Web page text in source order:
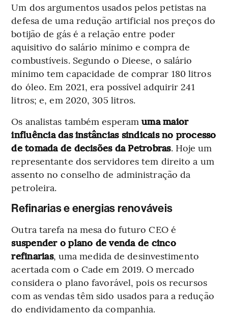
Um dos argumentos usados pelos petistas na
defesa de uma redução artificial nos preços do
botijão de gás é a relação entre poder
aquisitivo do salário mínimo e compra de
combustíveis. Segundo o Dieese, o salário
mínimo tem capacidade de comprar 180 litros
do óleo. Em 2021, era possível adquirir 241
litros; e, em 2020, 305 litros.
Os analistas também esperamuma maior
influência das instâncias sindicais no processo
de tomada de decisões da Petrobras. Hoje um
representante dos servidores tem direito a um
assento no conselho de administração da
petroleira.
Refinarias e energias renováveis
Outra tarefa na mesa do futuro CEO é
suspender o plano de venda de cinco
refinarias, uma medida de desinvestimento
acertada com o Cade em 2019. O mercado
considera o plano favorável, pois os recursos
com as vendas têm sido usados para a redução
do endividamento da companhia.